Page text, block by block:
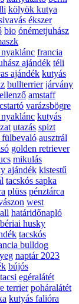
kölyök kutya
ékszer
bio ónémetjuhász
francia
ajándék téli
ajándék kutyás
bullterrier járvány
amstaff
varázsbögre
kutyás
utazás spizt
fülbevaló ausztrál
golden retriever
mikulás
ajándék kistestű
tacskós sapka
plüss pénztárca
west
határidőnapló
husky
tacskós
bulldog
naptár 2023
bújós
tacsi egéralátét
terrier poháralátét
kutyás falióra